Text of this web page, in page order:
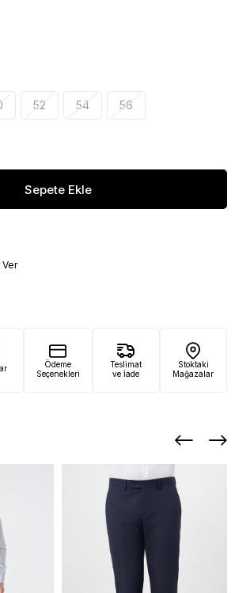
52 54 56
Ödeme
Seçenekleri
Teslimat
ve İade
Stoktaki
Mağazalar